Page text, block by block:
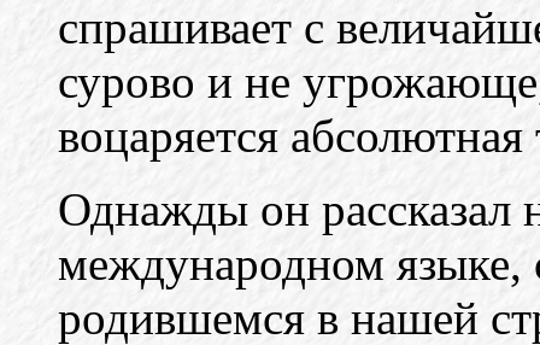
спрашивает с
сурово и не
воцаряется
Однажды он рассказал
международном языке,
родившемся в нашей